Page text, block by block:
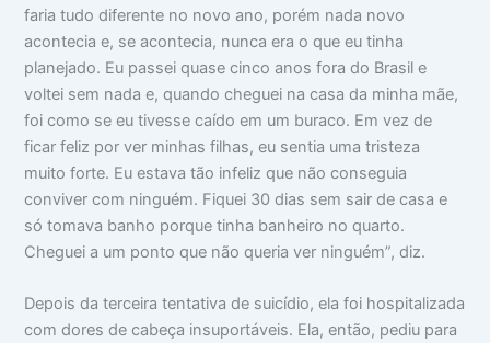
faria tudo diferente no novo ano, porém nada novo
acontecia e, se acontecia, nunca era o que eu tinha
planejado. Eu passei quase cinco anos fora do Brasil e
voltei sem nada e, quando cheguei na casa da minha mãe,
foi como se eu tivesse caído em um buraco. Em vez de
ficar feliz por ver minhas filhas, eu sentia uma tristeza
muito forte. Eu estava tão infeliz que não conseguia
conviver com ninguém. Fiquei 30 dias sem sair de casa e
só tomava banho porque tinha banheiro no quarto.
Cheguei a um ponto que não queria ver ninguém”, diz.
Depois da terceira tentativa de suicídio, ela foi hospitalizada
com dores de cabeça insuportáveis. Ela, então, pediu para